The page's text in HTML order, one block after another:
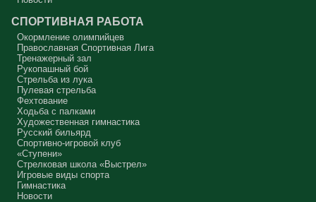
СПОРТИВНАЯ РАБОТА
Окормление олимпийцев
Православная Спортивная Лига
Тренажерный зал
Рукопашный бой
Стрельба из лука
Пулевая стрельба
Фехтование
Ходьба с палками
Художественная гимнастика
Русский бильярд
Спортивно-игровой клуб
«Ступени»
Стрелковая школа «Выстрел»
Игровые виды спорта
Гимнастика
Новости